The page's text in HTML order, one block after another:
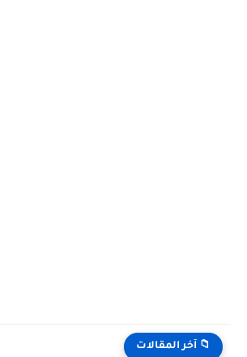
📁 آخر المقالات